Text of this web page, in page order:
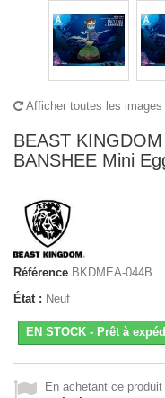
Afficher toutes les images
BEAST
BANSHEE Mini
Référence BKDMEA-044B
État : Neuf
EN STOCK - Prêt à
En achetant ce